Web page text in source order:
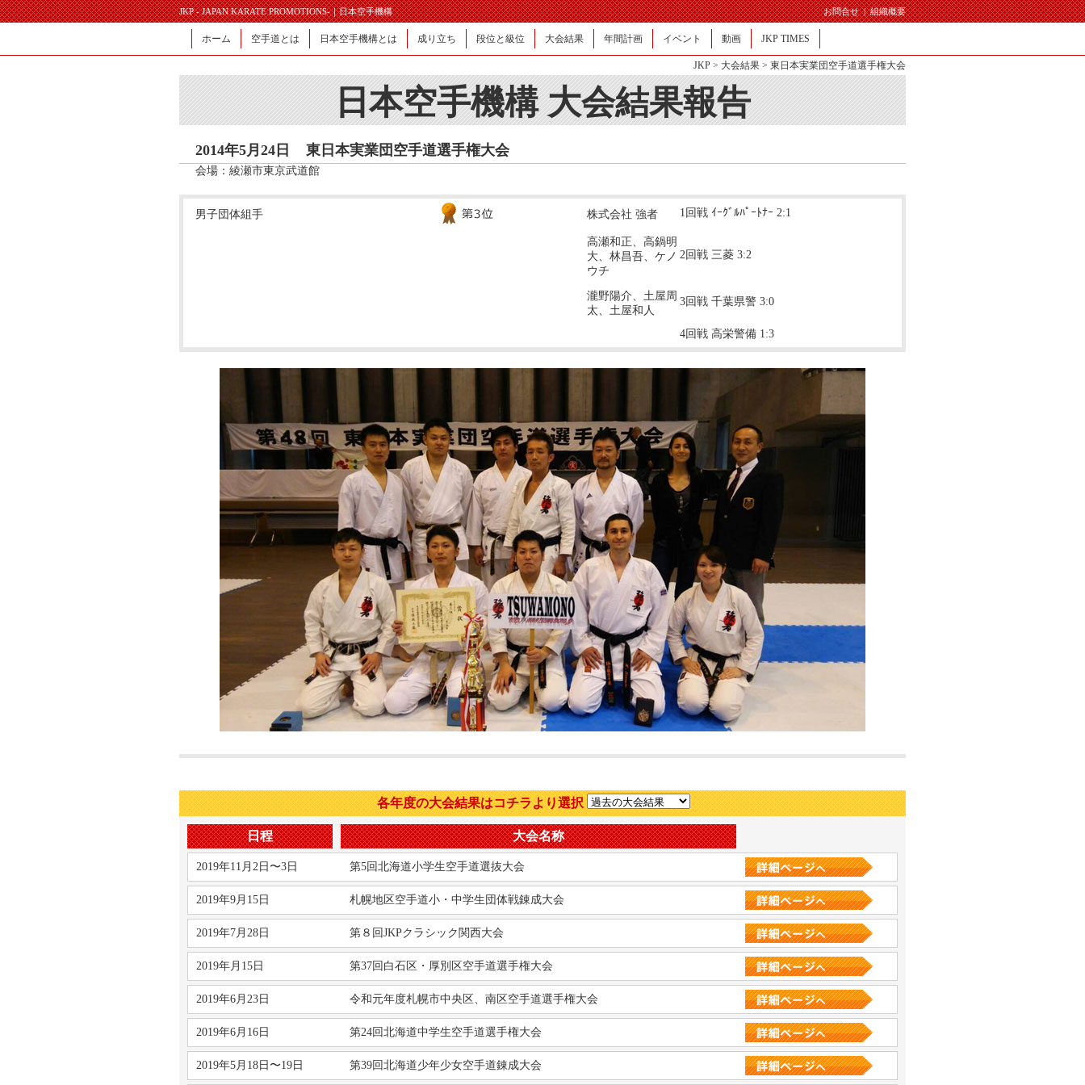
JKP - JAPAN KARATE PROMOTIONS-｜日本空手機構 お問合せ|組織概要
ホーム 空手道とは 日本空手機構とは 成り立ち 段位と級位 大会結果 年間計画 イベント 動画 JKP TIMES
JKP > 大会結果 > 東日本実業団空手道選手権大会
日本空手機構 大会結果報告
2014年5月24日 東日本実業団空手道選手権大会
会場：綾瀬市東京武道館
男子団体組手 株式会社 強者 1回戦 ｲｰｸﾞﾙﾊﾟｰﾄﾅｰ 2:1
高瀬和正、高鍋明
大、林昌吾、ケノ
ウチ
2回戦 三菱 3:2
瀧野陽介、土屋周
太、土屋和人
3回戦 千葉県警 3:0
4回戦 高栄警備 1:3
各年度の大会結果はコチラより選択
日程 大会名称
2019年11月2日〜3日 第5回北海道小学生空手道選抜大会
2019年9月15日 札幌地区空手道小・中学生団体戦錬成大会
2019年7月28日 第８回JKPクラシック関西大会
2019年月15日 第37回白石区・厚別区空手道選手権大会
2019年6月23日 令和元年度札幌市中央区、南区空手道選手権大会
2019年6月16日 第24回北海道中学生空手道選手権大会
2019年5月18日〜19日 第39回北海道少年少女空手道錬成大会